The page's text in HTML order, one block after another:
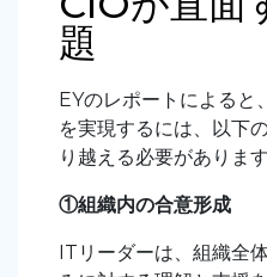
題
EYのレポートによる
を実現するには、以下
り越える必要があります
①組織内の合意形成
ITリーダーは、組織全